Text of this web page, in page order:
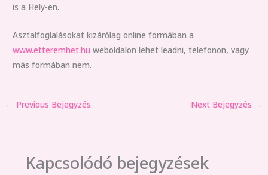
isa Hely-en.
Asztalfoglalásokat kizárólag online formában a
www.etteremhet.hu weboldalon lehet leadni, telefonon, vagy
más formában nem.
← Previous Bejegyzés Next Bejegyzés →
Kapcsolódó bejegyzések